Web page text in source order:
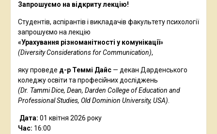
Запрошуємо на відкриту лекцію!
Студентів, аспірантів і викладачів факультету психології
запрошуємо на лекцію
«Урахування різноманітності у комунікації»
(Diversity Considerations for Communication),
яку проведе д-р Теммі Дайс— декан Дарденського
коледжу освіти та професійних досліджень
(Dr. Tammi Dice, Dean, Darden College of Education and
Professional Studies, Old Dominion University, USA)
Дата: 01 квітня 2026 року
Час: 16:00